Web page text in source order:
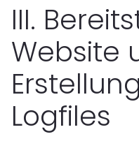
III.
Website
Logfiles